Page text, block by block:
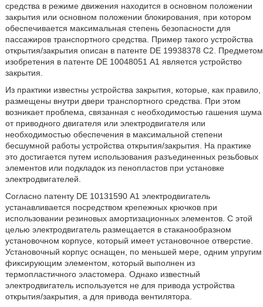
средства в режиме движения находится в основном положении
закрытия или основном положении блокирования, при котором
обеспечивается максимальная степень безопасности для
пассажиров транспортного средства. Пример такого устройства
открытия/закрытия описан в патенте DE 19938378 С2. Предметом
изобретения в патенте DE 10048051 А1 является устройство
закрытия.
Из практики известны устройства закрытия, которые, как правило,
размещены внутри двери транспортного средства. При этом
возникает проблема, связанная с необходимостью гашения шума
от приводного двигателя или электродвигателя или
необходимостью обеспечения в максимальной степени
бесшумной работы устройства открытия/закрытия. На практике
это достигается путем использования разъединенных резьбовых
элементов или подкладок из пенопластов при установке
электродвигателей.
Согласно патенту DE 10131590 А1 электродвигатель
устанавливается посредством крепежных крючков при
использовании резиновых амортизационных элементов. С этой
целью электродвигатель размещается в стаканообразном
установочном корпусе, который имеет установочное отверстие.
Установочный корпус оснащен, по меньшей мере, одним упругим
фиксирующим элементом, который выполнен из
термопластичного эластомера. Однако известный
электродвигатель используется не для привода устройства
открытия/закрытия, а для привода вентилятора.